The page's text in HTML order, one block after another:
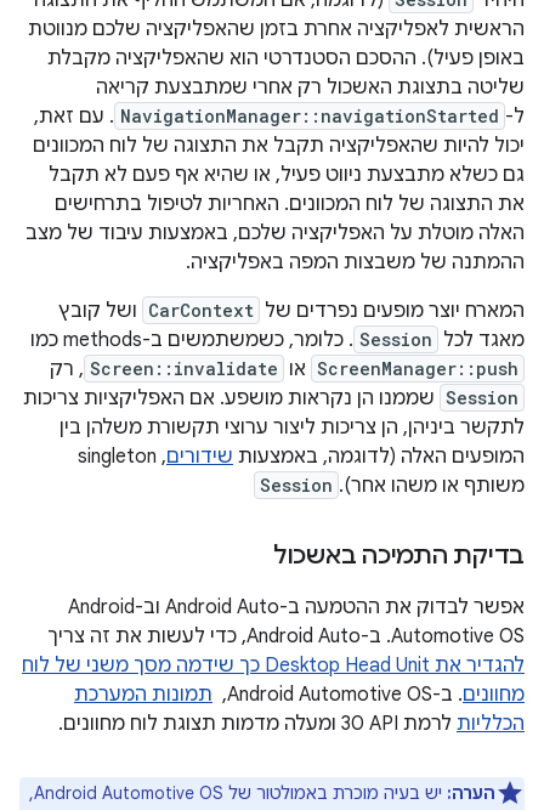
הראשית לאפליקציה אחרת בזמן שהאפליקציה שלכם מנווטת
באופן פעיל). ההסכם הסטנדרטי הוא שהאפליקציה מקבלת
שליטה בתצוגת האשכול רק אחרי שמתבצעת קריאה
ל- NavigationManager::navigationStarted . עם זאת,
יכול להיות שהאפליקציה תקבל את התצוגה של לוח המכוונים
גם כשלא מתבצעת ניווט פעיל, או שהיא אף פעם לא תקבל
את התצוגה של לוח המכוונים. האחריות לטיפול בתרחישים
האלה מוטלת על האפליקציה שלכם, באמצעות עיבוד של מצב
ההמתנה של משבצות המפה באפליקציה.
המארח יוצר מופעים נפרדים של CarContext ושל קובץ
מאגד לכל Session . כלומר, כשמשתמשים ב-methods כמו
ScreenManager::push או Screen::invalidate , רק
Session שממנו הן נקראות מושפע. אם האפליקציות צריכות
לתקשר ביניהן, הן צריכות ליצור ערוצי תקשורת משלהן בין
המופעים האלה (לדוגמה, באמצעות שידורים , singleton
משותף או משהו אחר). Session
בדיקת התמיכה באשכול
אפשר לבדוק את ההטמעה ב-Android Auto וב-Android
Automotive OS. ב-Android Auto, כדי לעשות את זה צריך
להגדיר את Desktop Head Unit כך שידמה מסך משני של לוח
מחוונים. ב-Android Automotive OS, ‏
תמונות המערכת
הכלליות לרמת API‏ 30 ומעלה מדמות תצוגת לוח מחוונים.
הערה:
יש בעיה מוכרת באמולטור של Android Automotive OS,